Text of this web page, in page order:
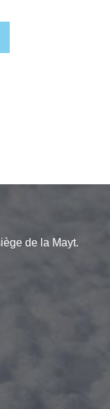
de la Mayt.